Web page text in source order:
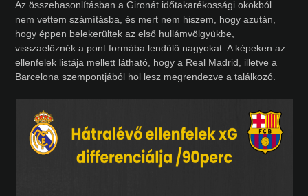
Az összehasonlításban a Gironát időtakarékossági okokból
nem vettem számításba, és mert nem hiszem, hogy azután,
hogy éppen belekerültek az első hullámvölgyükbe,
visszaelőznék a pont formába lendülő nagyokat. A képeken az
ellenfelek listája mellett látható, hogy a Real Madrid, illetve a
Barcelona szempontjából hol lesz megrendezve a találkozó.